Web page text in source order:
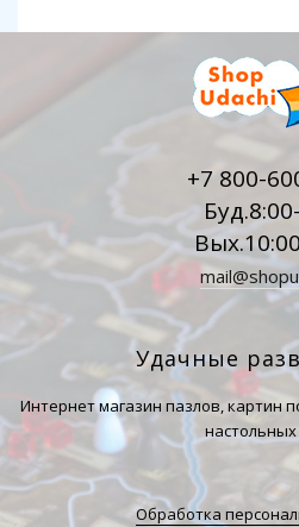
+7 800-
Удачные
Интернет магазин пазлов, картин
настольных
Обработка